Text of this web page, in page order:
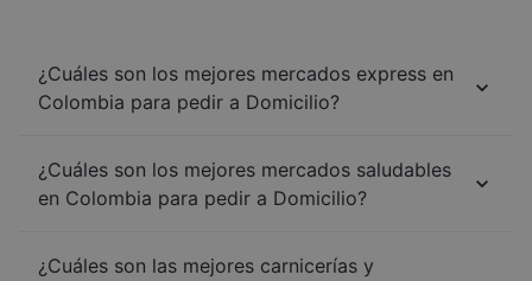
¿Cuáles son los mejores mercados express en
Colombia para pedir a Domicilio?
¿Cuáles son los mejores mercados saludables
en Colombia para pedir a Domicilio?
¿Cuáles son las mejores carnicerías y